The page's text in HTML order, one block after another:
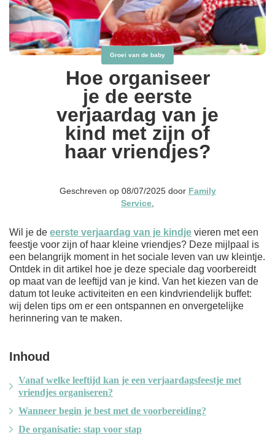
Groei van de baby
Hoe organiseer
je de eerste
verjaardag van je
kind met zijn of
haar vriendjes?
Geschreven op 08/07/2025 door Family
Service
Wil je de eerste verjaardag van je kindje vieren met een
feestje voor zijn of haar kleine vriendjes? Deze mijlpaal is
een belangrijk moment in het sociale leven van uw kleintje.
Ontdek in dit artikel hoe je deze speciale dag voorbereidt
op maat van de leeftijd van je kind. Van het kiezen van de
datum tot leuke activiteiten en een kindvriendelijk buffet:
wij delen tips om er een ontspannen en onvergetelijke
herinnering van te maken.
Inhoud
Vanaf welke leeftijd kan je een verjaardagsfeestje met
vriendjes organiseren?
Wanneer begin je best met de voorbereiding?
De organisatie: stap voor stap